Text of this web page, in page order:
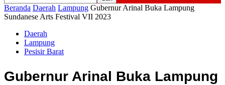
Beranda Daerah Lampung Gubernur Arinal Buka Lampung
Sundanese Arts Festival VII 2023
Daerah
Lampung
Pesisir Barat
Gubernur Arinal Buka Lampung